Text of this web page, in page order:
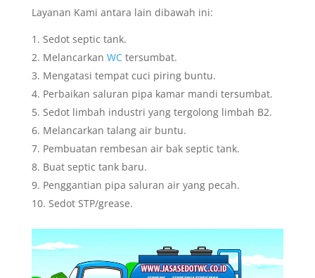
Layanan Kami antara lain dibawah ini:
Sedot septic tank.
Melancarkan WCtersumbat.
Mengatasi tempat cuci piring buntu.
Perbaikan saluran pipa kamar mandi tersumbat.
Sedot limbah industri yang tergolong limbah B2.
Melancarkan talang air buntu.
Pembuatan rembesan air bak septic tank.
Buat septic tank baru.
Penggantian pipa saluran air yang pecah.
Sedot STP/grease.